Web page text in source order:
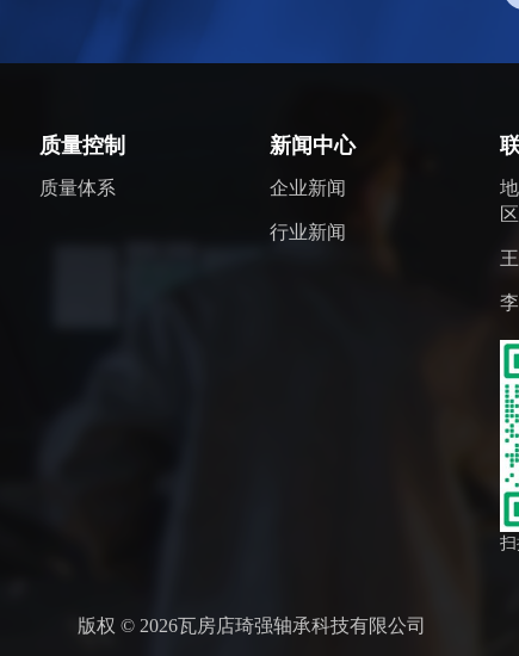
质量控制
质量体系
新闻中心
企业新闻
行业新闻
版权 © 2026瓦房店琦强轴承科技有限公司